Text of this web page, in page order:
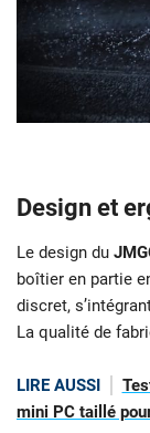
Design et
Le design du
boîtier en partie
discret,
La qualité de
LIRE AUSSI
mini PC taillé